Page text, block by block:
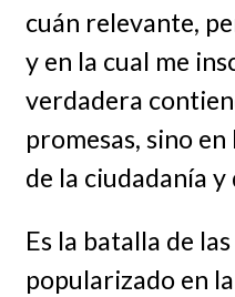
cuán relevante,
y en la cual me
verdadera
promesas, sino
de la ciudadanía y
Es la batalla de
popularizado en